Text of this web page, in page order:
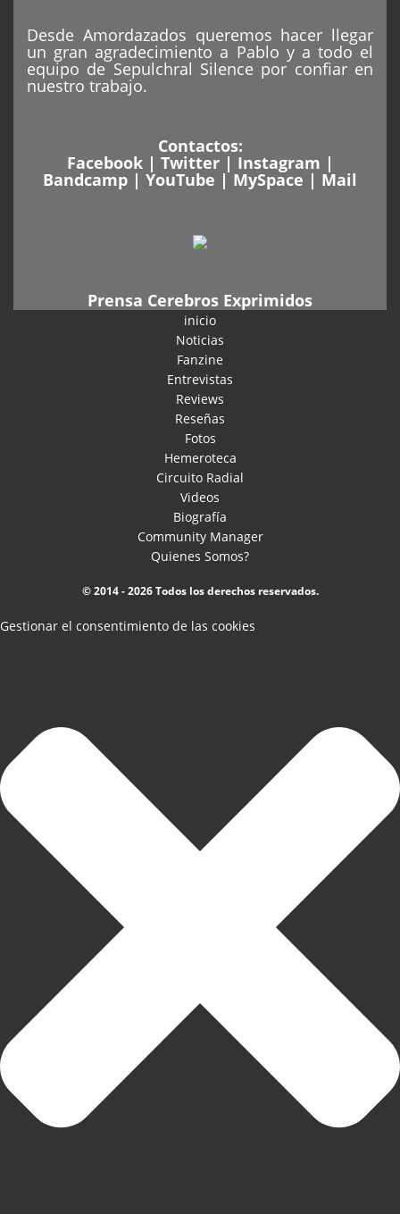
Desde Amordazados queremos hacer llegar
un gran agradecimiento a Pablo y a todo el
equipo de Sepulchral Silence por confiar en
nuestro trabajo.
Contactos:
Facebook| Twitter| Instagram |
Bandcamp | YouTube | MySpace | Mail
Prensa Cerebros Exprimidos
inicio
Noticias
Fanzine
Entrevistas
Reviews
Reseñas
Fotos
Hemeroteca
Circuito Radial
Videos
Biografía
Community Manager
Quienes Somos?
© 2014 - 2026 Todos los derechos reservados.
Gestionar el consentimiento de las cookies